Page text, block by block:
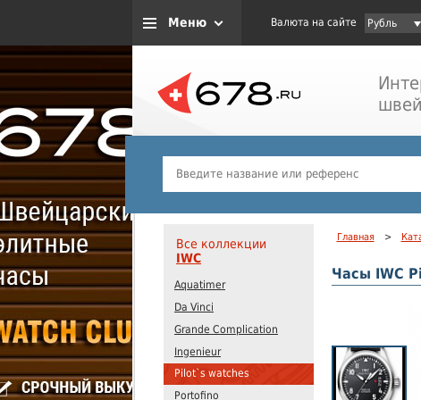
Меню Валюта на сайте Рубль
Все коллекции
IWC
Aquatimer
Da Vinci
Grande Complication
Ingenieur
Pilot`s watches
Portofino
Главная >
Часы IWC